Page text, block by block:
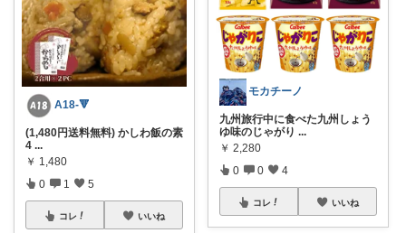
A18-🔻
(1,480円送料無料) かしわ飯の素
4 ...
￥ 1,480
0 1 5
コレ いいね
モカチーノ
九州旅行中に食べた九州しょう
ゆ味のじゃがり ...
￥ 2,280
0 0 4
コレ いいね